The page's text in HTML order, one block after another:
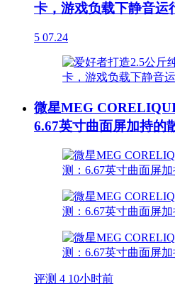
卡，游戏负载下静音运
5 07.24
微星MEG
6.67英寸曲面屏加持的
评测 4 10小时前